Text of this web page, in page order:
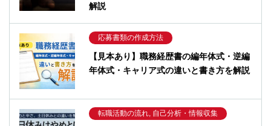
解説
応募書類の作成方法
【見本あり】職務経歴書の編年体式・逆編
年体式・キャリア式の違いと書き方を解説
転職活動の流れ, 自己分析・情報収集